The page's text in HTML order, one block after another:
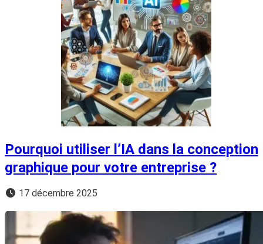
Pourquoi utiliser l’IA dans la conception
graphique pour votre entreprise ?
17 décembre 2025